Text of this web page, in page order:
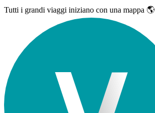
Tutti i grandi viaggi iniziano con una mappa 🌎